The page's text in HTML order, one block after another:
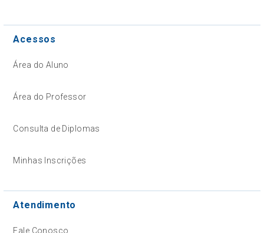
Acessos
Área do Aluno
Área do Professor
Consulta de Diplomas
Minhas Inscrições
Atendimento
Fale Conosco